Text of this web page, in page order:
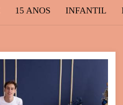
15 ANOS INFANTIL